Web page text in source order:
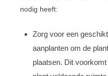
nodig heeft:
Zorg voor een
aanplanten om de
plaatsen. Dit